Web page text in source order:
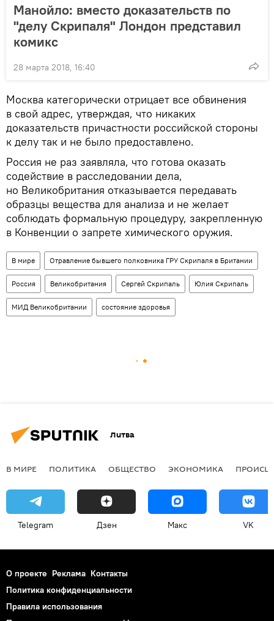
Манойло: вместо доказательств по
"делу Скрипаля" Лондон представил
комикс
28 марта 2018, 16:40
Москва категорически отрицает все обвинения
в свой адрес, утверждая, что никаких
доказательств причастности российской стороны
к делу так и не было предоставлено.
Россия не раз заявляла, что готова оказать
содействие в расследовании дела,
но Великобритания отказывается передавать
образцы вещества для анализа и не желает
соблюдать формальную процедуру, закрепленную
в Конвенции о запрете химического оружия.
В мире Отравление бывшего полковника ГРУ Скрипаля в Британии
Россия Великобритания Сергей Скрипаль Юлия Скрипаль
МИД Великобритании состояние здоровья
Литва
В МИРЕ ПОЛИТИКА ОБЩЕСТВО ЭКОНОМИКА
Telegram Дзен Макс VK
О проекте Реклама Контакты
Политика конфиденциальности
Правила использования